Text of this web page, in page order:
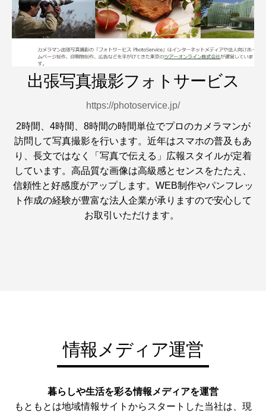
出張写真撮影フォトサービス
https://photoservice.jp/
2時間、4時間、8時間の時間単位でプロのカメラマンが
訪問して写真撮影を行います。近年はスマホの普及もあ
り、長文ではなく「写真で伝える」広報スタイルが定着
しています。高品質な画像は高級感とセンスをたたえ、
信頼性と好感度がアップします。WEB制作やパンフレッ
ト作成の経験が豊富な法人企業が承りますので安心して
お取引いただけます。
情報メディア運営
暮らしや生活を彩る情報メディアを運営
もともとは地域情報サイトからスタートした当社は、現